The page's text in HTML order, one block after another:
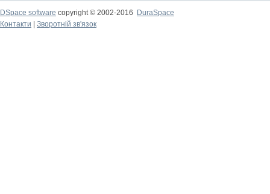
DSpace software copyright © 2002-2016
DuraSpace
Контакти
Зворотній зв'язок